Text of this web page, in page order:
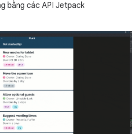
bằng các API Jetpack